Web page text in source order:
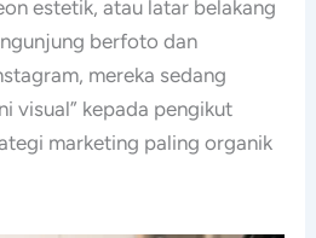
estetik, atau latar belakang
berfoto dan
mereka sedang
visual” kepada pengikut
marketing paling organik